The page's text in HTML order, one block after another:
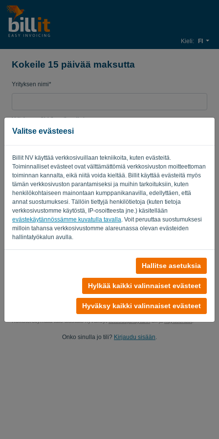
Valitse evästeesi
Billit NV käyttää verkkosivuillaan tekniikoita, kuten evästeitä.
Toiminnalliset evästeet ovat välttämättömiä verkkosivuston moitteettoman
toiminnan kannalta, eikä niitä voida kieltää. Billit käyttää evästeitä myös
tämän verkkosivuston parantamiseksi ja muihin tarkoituksiin, kuten
henkilökohtaiseen mainontaan kumppanikanavilla, edellyttäen, että
annat suostumuksesi. Tällöin tiettyjä henkilötietoja (kuten tietoja
verkkosivustomme käytöstä, IP-osoitteesta jne.) käsitellään
evästekäytännössämme kuvatulla tavalla . Voit peruuttaa suostumuksesi
milloin tahansa verkkosivustomme alareunassa olevan evästeiden
hallintatyökalun avulla.
Hallitse asetuksia
Hylkää kaikki valinnaiset evästeet
Hyväksy kaikki valinnaiset evästeet
Kieli: FI
Kokeile 15 päivää maksutta
Yrityksen nimi*
Yrityksen sähköpostiosoite*
Salasana
Maa
Kyllä, voit lähettää minulle tuotepäivitykset..
Aloita ilmainen kokeilujakso
Ei ehtoja! 100% sitoutumaton
Tietosi ovat 100% turvassa
Rekisteröitymällä tälle alustalle hyväksyttietosuojakäytännön jakäyttöehdot.
Onko sinulla jo tili? Kirjaudu sisään.